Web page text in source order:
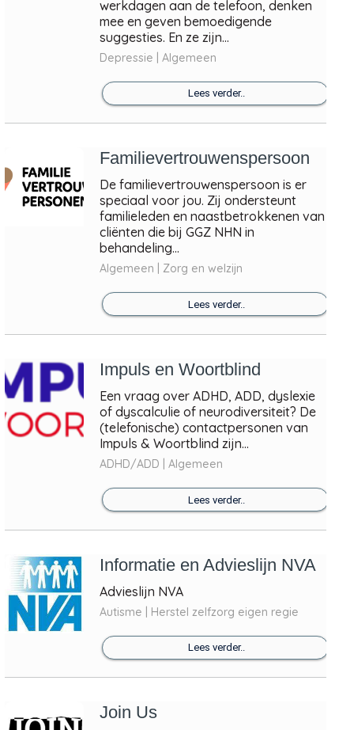
werkdagen aan de telefoon, denken
mee en geven bemoedigende
suggesties. En ze zijn...
Depressie | Algemeen
Lees verder..
Familievertrouwenspersoon
De familievertrouwenspersoon is er
speciaal voor jou. Zij ondersteunt
familieleden en naastbetrokkenen van
cliënten die bij GGZ NHN in
behandeling...
Algemeen | Zorg en welzijn
Lees verder..
Impuls en Woortblind
Een vraag over ADHD, ADD, dyslexie
of dyscalculie of neurodiversiteit? De
(telefonische) contactpersonen van
Impuls & Woortblind zijn...
ADHD/ADD | Algemeen
Lees verder..
Informatie en Advieslijn NVA
Advieslijn NVA
Autisme | Herstel zelfzorg eigen regie
Lees verder..
Join Us